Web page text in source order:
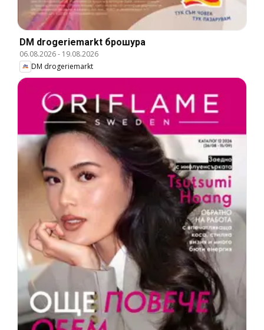
DM drogeriemarkt брошура
06.08.2026- 19.08.2026
DM drogeriemarkt